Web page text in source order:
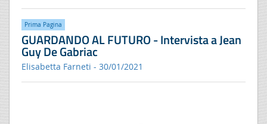
Prima Pagina
GUARDANDO AL FUTURO - Intervista a Jean
Guy De Gabriac
Elisabetta Farneti - 30/01/2021